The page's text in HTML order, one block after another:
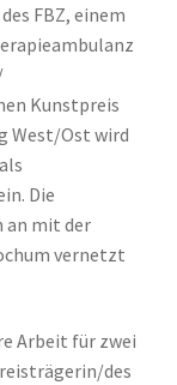
FBZ, einem
Kunstpreis
West/Ost wird
Die
an mit der
vernetzt
Arbeit für zwei
des